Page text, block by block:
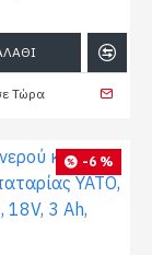
Τώρα
-6 %